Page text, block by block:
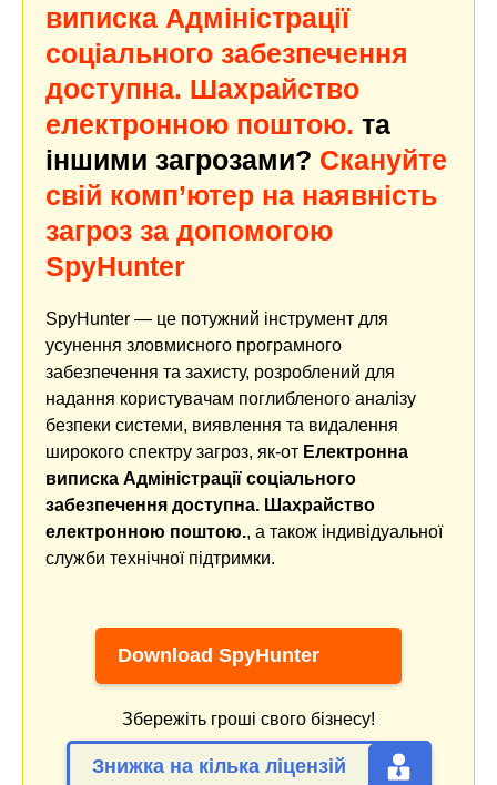
виписка Адміністрації
соціального забезпечення
доступна. Шахрайство
електронною поштою. та
іншими загрозами? Скануйте
свій комп’ютер на наявність
загроз за допомогою
SpyHunter
SpyHunter — це потужний інструмент для
усунення зловмисного програмного
забезпечення та захисту, розроблений для
надання користувачам поглибленого аналізу
безпеки системи, виявлення та видалення
широкого спектру загроз, як-от Електронна
виписка Адміністрації соціального
забезпечення доступна. Шахрайство
електронною поштою., а також індивідуальної
служби технічної підтримки.
Download SpyHunter
Збережіть гроші свого бізнесу!
Знижка на кілька ліцензій